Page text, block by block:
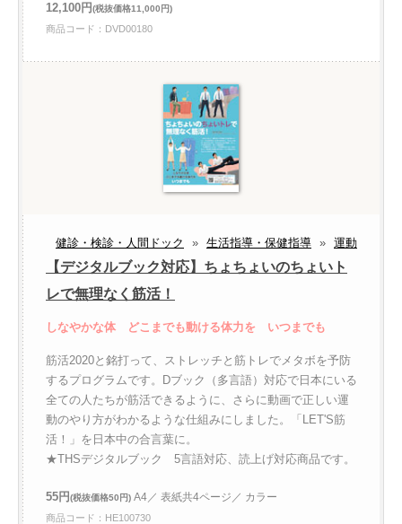
12,100円(税抜価格11,000円)
商品コード：DVD00180
健診・検診・人間ドック » 生活指導・保健指導 » 運動
【デジタルブック対応】ちょちょいのちょいト
レで無理なく筋活！
しなやかな体 どこまでも動ける体力を いつまでも
筋活2020と銘打って、ストレッチと筋トレでメタボを予防
するプログラムです。Dブック（多言語）対応で日本にいる
全ての人たちが筋活できるように、さらに動画で正しい運
動のやり方がわかるような仕組みにしました。「LET'S筋
活！」を日本中の合言葉に。
★THSデジタルブック 5言語対応、読上げ対応商品です。
55円(税抜価格50円) A4／ 表紙共4ページ／ カラー
商品コード：HE100730